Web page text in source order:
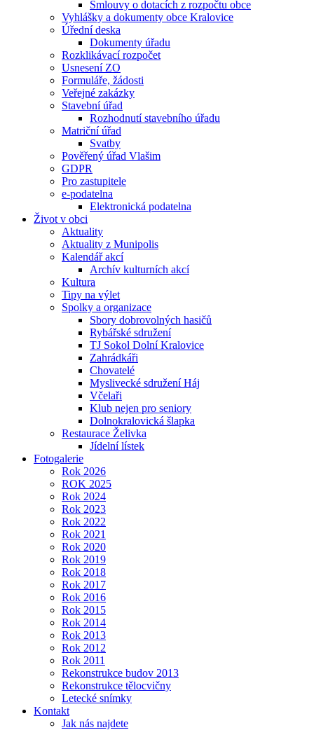
Smlouvy o dotacích z rozpočtu obce
Vyhlášky a dokumenty obce Kralovice
Úřední deska
Dokumenty úřadu
Rozklikávací rozpočet
Usnesení ZO
Formuláře, žádosti
Veřejné zakázky
Stavební úřad
Rozhodnutí stavebního úřadu
Matriční úřad
Svatby
Pověřený úřad Vlašim
GDPR
Pro zastupitele
e-podatelna
Elektronická podatelna
Život v obci
Aktuality
Aktuality z Munipolis
Kalendář akcí
Archív kulturních akcí
Kultura
Tipy na výlet
Spolky a organizace
Sbory dobrovolných hasičů
Rybářské sdružení
TJ Sokol Dolní Kralovice
Zahrádkáři
Chovatelé
Myslivecké sdružení Háj
Včelaři
Klub nejen pro seniory
Dolnokralovická šlapka
Restaurace Želivka
Jídelní lístek
Fotogalerie
Rok 2026
ROK 2025
Rok 2024
Rok 2023
Rok 2022
Rok 2021
Rok 2020
Rok 2019
Rok 2018
Rok 2017
Rok 2016
Rok 2015
Rok 2014
Rok 2013
Rok 2012
Rok 2011
Rekonstrukce budov 2013
Rekonstrukce tělocvičny
Letecké snímky
Kontakt
Jak nás najdete